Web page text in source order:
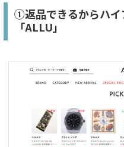
①返品できるからハイ
「ALLU」